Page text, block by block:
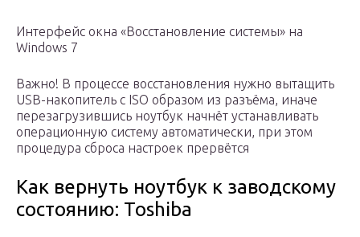
Интерфейс окна «Восстановление системы» на
Windows 7
Важно! В процессе восстановления нужно вытащить
USB-накопитель c ISO образом из разъёма, иначе
перезагрузившись ноутбук начнёт устанавливать
операционную систему автоматически, при этом
процедура сброса настроек прервётся
Как вернуть ноутбук к заводскому
состоянию: Toshiba